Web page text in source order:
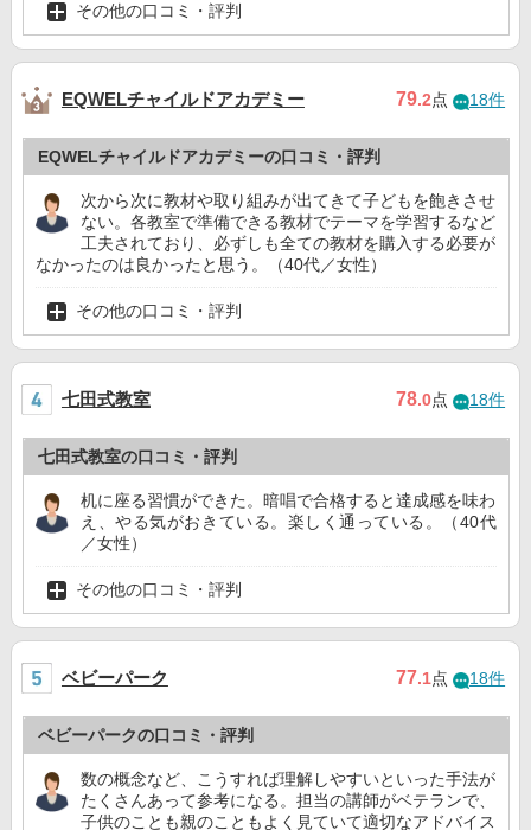
その他の口コミ・評判
EQWELチャイルドアカデミー 79.2点 18件
EQWELチャイルドアカデミーの口コミ・評判
次から次に教材や取り組みが出てきて子どもを飽きさせ
ない。各教室で準備できる教材でテーマを学習するなど
工夫されており、必ずしも全ての教材を購入する必要が
なかったのは良かったと思う。（40代／女性）
その他の口コミ・評判
七田式教室 78.0点 18件
七田式教室の口コミ・評判
机に座る習慣ができた。暗唱で合格すると達成感を味わ
え、やる気がおきている。楽しく通っている。（40代
／女性）
その他の口コミ・評判
ベビーパーク 77.1点 18件
ベビーパークの口コミ・評判
数の概念など、こうすれば理解しやすいといった手法が
たくさんあって参考になる。担当の講師がベテランで、
子供のことも親のこともよく見ていて適切なアドバイス